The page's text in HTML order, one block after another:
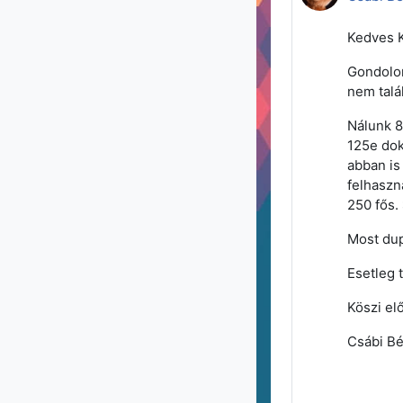
Kedves
nem
Nálunk
125e
abban
250 fős.
Most
Esetleg
Köszi
Csábi